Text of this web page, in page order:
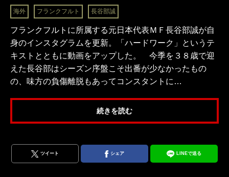
海外 フランクフルト 長谷部誠
フランクフルトに所属する元日本代表ＭＦ長谷部誠が自
身のインスタグラムを更新。「ハードワーク」というテ
キストとともに動画をアップした。 今季を３８歳で迎
えた長谷部はシーズン序盤こそ出番が少なかったもの
の、味方の負傷離脱もあってコンスタントに…
続きを読む
ツイート シェア LINEで送る